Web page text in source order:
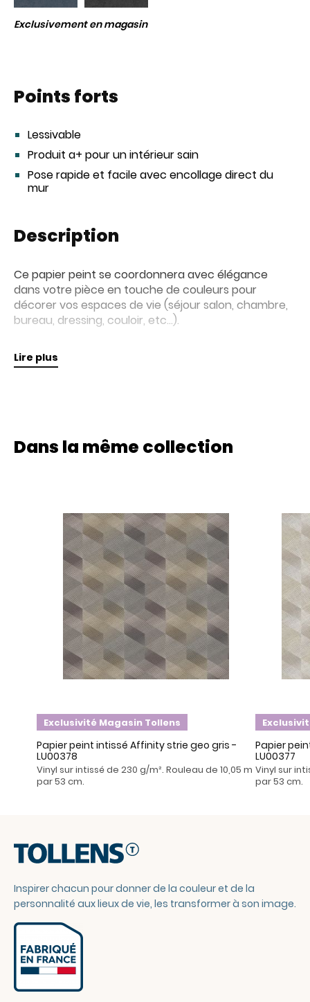
Exclusivement en magasin
Points forts
Lessivable
Produit a+ pour un intérieur sain
Pose rapide et facile avec encollage direct du
mur
Description
Ce papier peint se coordonnera avec élégance
dans votre pièce en touche de couleurs pour
décorer vos espaces de vie (séjour salon, chambre,
bureau, dressing, couloir, etc...).
Retrouvez nos collections de papiers peints en
magasin pour plus d'informations.
Lire plus
Dans la même collection
Exclusivité Magasin Tollens
Papier peint intissé Affinity strie geo gris -
LU00378
Vinyl sur intissé de 230 g/m². Rouleau de 10,05 m
par 53 cm.
Papier
LU00377
Vinyl sur
par 53 cm.
Inspirer chacun pour donner de la couleur et de la
personnalité aux lieux de vie, les transformer à son image.